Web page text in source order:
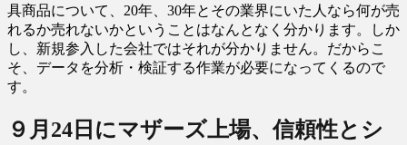
具商品について、20年、30年とその業界にいた人なら何が売
れるか売れないかということはなんとなく分かります。しか
し、新規参入した会社ではそれが分かりません。だからこ
そ、データを分析・検証する作業が必要になってくるので
す。
９月24日にマザーズ上場、信頼性とシ